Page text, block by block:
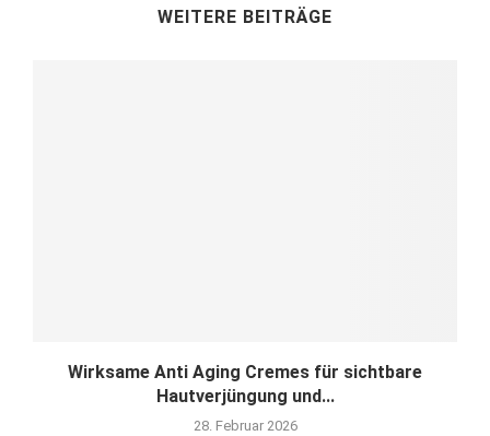
WEITERE BEITRÄGE
Wirksame Anti Aging Cremes für sichtbare
Hautverjüngung und...
28. Februar 2026